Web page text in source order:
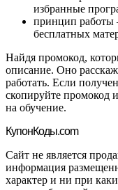
избранные
принцип работы
бесплатных
Найдя промокод,
описание. Оно
работать. Если
скопируйте промокод
на обучение.
КупонКоды.com
Сайт не является
информация
характер и ни при